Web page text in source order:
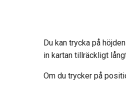
Du kan trycka på
in kartan tillräckligt
Om du trycker på